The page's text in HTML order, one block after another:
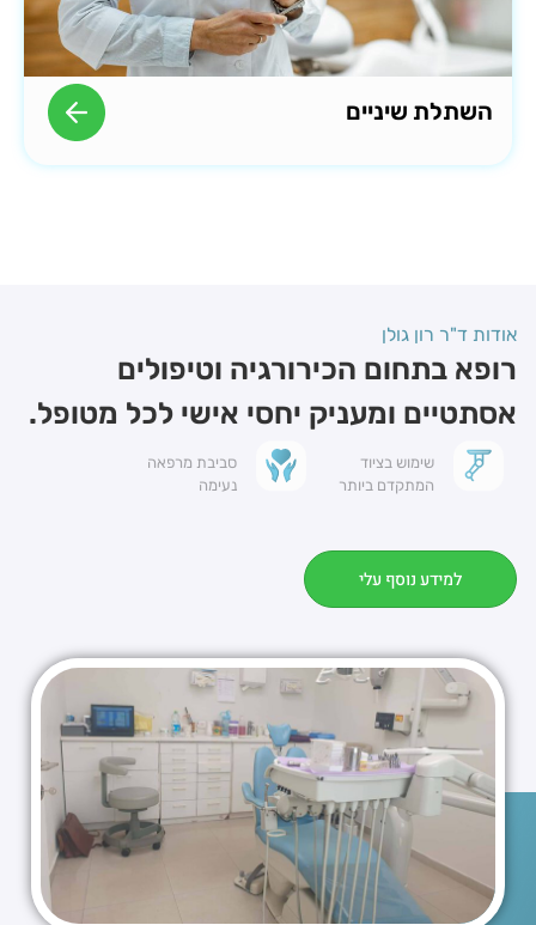
השתלת שיניים
אודות ד"ר רון גולן
רופא בתחום הכירורגיה וטיפולים
אסתטיים ומעניק יחסי אישי לכל מטופל.
שימוש בציוד
המתקדם ביותר
סביבת מרפאה
נעימה
למידע נוסף עלי